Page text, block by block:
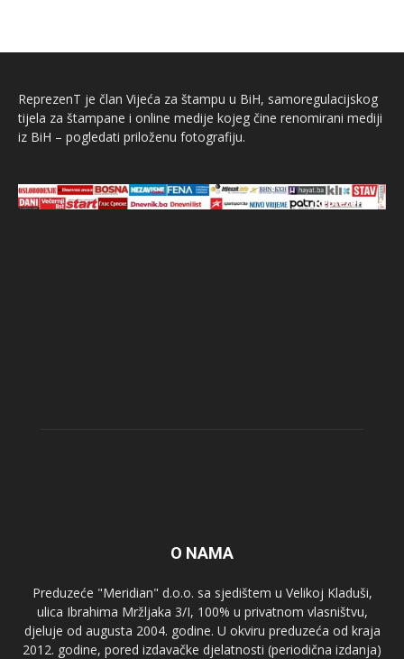
ReprezenT je član Vijeća za štampu u BiH, samoregulacijskog
tijela za štampane i online medije kojeg čine renomirani mediji
iz BiH – pogledati priloženu fotografiju.
O NAMA
Preduzeće "Meridian" d.o.o. sa sjedištem u Velikoj Kladuši,
ulica Ibrahima Mržljaka 3/I, 100% u privatnom vlasništvu,
djeluje od augusta 2004. godine. U okviru preduzeća od kraja
2012. godine, pored izdavačke djelatnosti (periodična izdanja)